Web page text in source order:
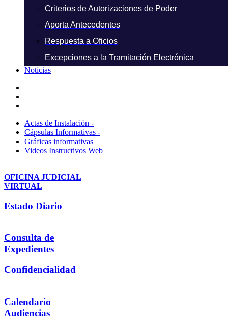
Criterios de Autorizaciones de Poder
Aporta Antecedentes
Respuesta a Oficios
Excepciones a la Tramitación Electrónica
Noticias
Actas de Instalación -
Cápsulas Informativas -
Gráficas informativas
Videos Instructivos Web
OFICINA JUDICIAL
VIRTUAL
Estado Diario
Consulta de
Expedientes
Confidencialidad
Calendario
Audiencias